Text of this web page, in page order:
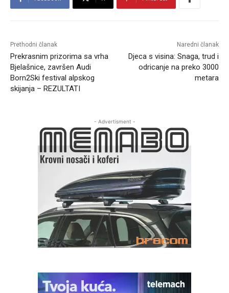
Prethodni članak
Prekrasnim prizorima sa vrha
Bjelašnice, završen Audi
Born2Ski festival alpskog
skijanja – REZULTATI
Naredni članak
Djeca s visina: Snaga, trud i
odricanje na preko 3000
metara
- Advertisment -